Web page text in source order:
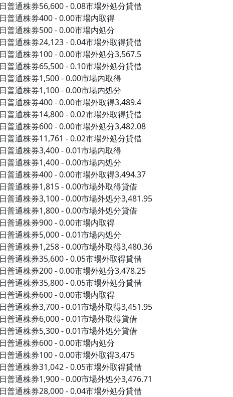
普通株券56,600 - 0.08市場外処分貸借
普通株券400 - 0.00市場内取得
普通株券500 - 0.00市場内処分
普通株券24,123 - 0.04市場外取得貸借
普通株券100 - 0.00市場外処分3,567.5
普通株券65,500 - 0.10市場外処分貸借
普通株券1,500 - 0.00市場内取得
普通株券1,100 - 0.00市場内処分
普通株券400 - 0.00市場外取得3,489.4
普通株券14,800 - 0.02市場外取得貸借
普通株券600 - 0.00市場外処分3,482.08
普通株券11,761 - 0.02市場外処分貸借
普通株券3,400 - 0.01市場内取得
普通株券1,400 - 0.00市場内処分
普通株券400 - 0.00市場外取得3,494.37
普通株券1,815 - 0.00市場外取得貸借
普通株券3,100 - 0.00市場外処分3,481.95
普通株券1,800 - 0.00市場外処分貸借
普通株券900 - 0.00市場内取得
普通株券5,000 - 0.01市場内処分
普通株券1,258 - 0.00市場外取得3,480.36
普通株券35,600 - 0.05市場外取得貸借
普通株券200 - 0.00市場外処分3,478.25
普通株券35,800 - 0.05市場外処分貸借
普通株券600 - 0.00市場内取得
普通株券3,700 - 0.01市場外取得3,451.95
普通株券6,000 - 0.01市場外取得貸借
普通株券5,300 - 0.01市場外処分貸借
普通株券600 - 0.00市場内処分
普通株券100 - 0.00市場外取得3,475
普通株券31,042 - 0.05市場外取得貸借
普通株券1,900 - 0.00市場外処分3,476.71
普通株券28,000 - 0.04市場外処分貸借